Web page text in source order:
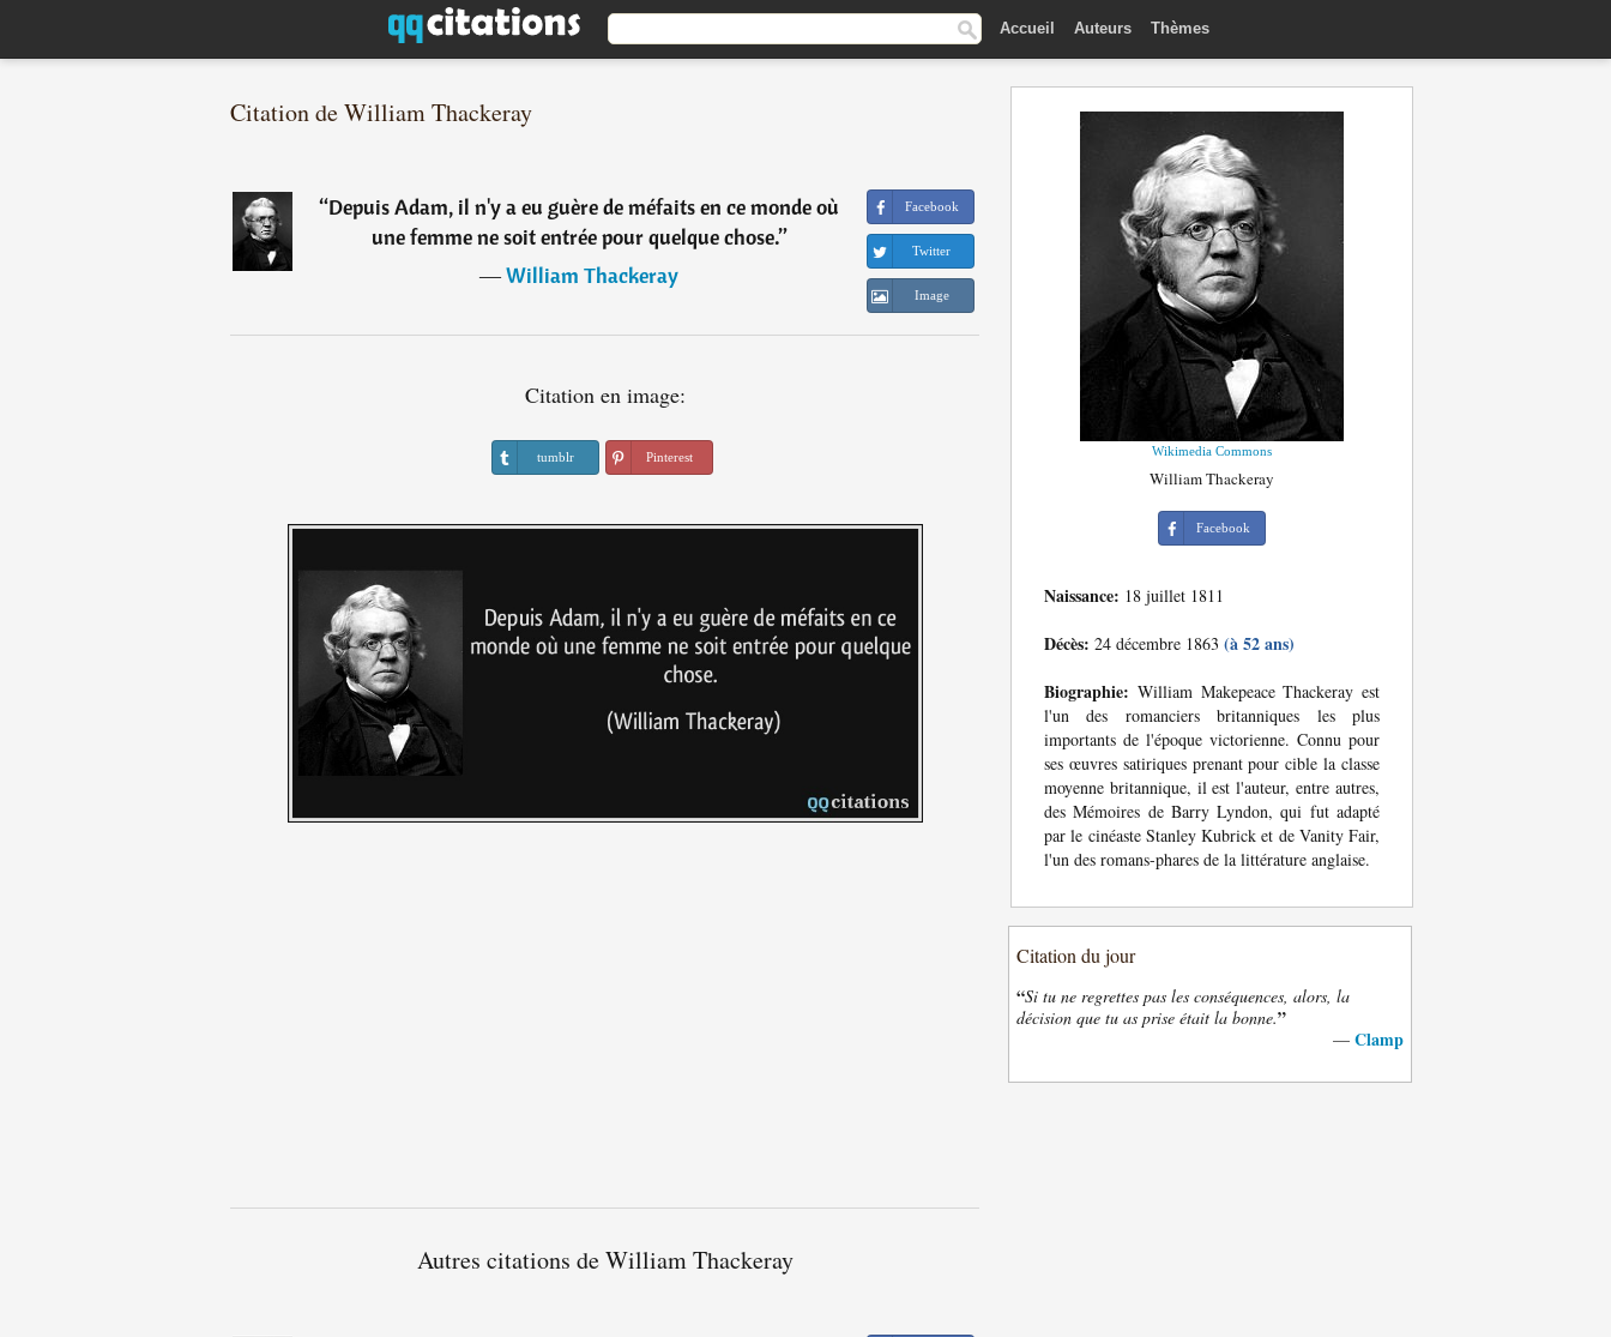
Accueil Auteurs Thèmes
Citation de William Thackeray
“Depuis Adam, il n'y a eu guère de méfaits en ce monde où
une femme ne soit entrée pour quelque chose.”
―William Thackeray
Facebook
Twitter
Image
Citation en image:
tumblr Pinterest
Autres citations de William Thackeray
Wikimedia Commons
William Thackeray
Facebook
Naissance: 18 juillet 1811
Décès: 24 décembre 1863 (à 52 ans)
Biographie: William Makepeace Thackeray est
l'un des romanciers britanniques les plus
importants de l'époque victorienne. Connu pour
ses œuvres satiriques prenant pour cible la classe
moyenne britannique, il est l'auteur, entre autres,
des Mémoires de Barry Lyndon, qui fut adapté
par le cinéaste Stanley Kubrick et de Vanity Fair,
l'un des romans-phares de la littérature anglaise.
Citation du jour
“Si tu ne regrettes pas les conséquences, alors, la
décision que tu as prise était la bonne.”
— Clamp